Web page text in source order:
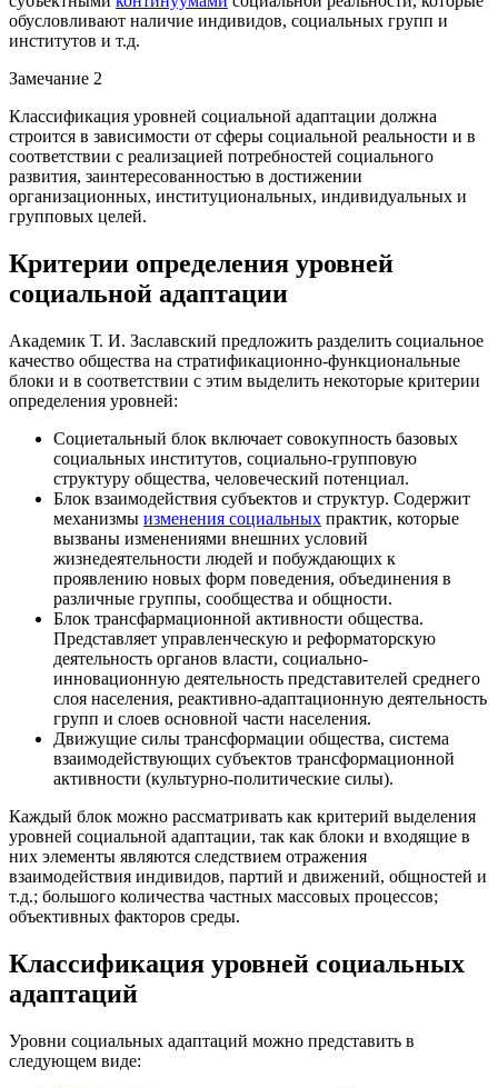
обусловливают наличие индивидов, социальных групп и
институтов и т.д.
Замечание 2
Классификация уровней социальной адаптации должна
строится в зависимости от сферы социальной реальности и в
соответствии с реализацией потребностей социального
развития, заинтересованностью в достижении
организационных, институциональных, индивидуальных и
групповых целей.
Критерии определения уровней
социальной адаптации
Академик Т. И. Заславский предложить разделить социальное
качество общества на стратификационно-функциональные
блоки и в соответствии с этим выделить некоторые критерии
определения уровней:
Социетальный блок включает совокупность базовых
социальных институтов, социально-групповую
структуру общества, человеческий потенциал.
Блок взаимодействия субъектов и структур. Содержит
механизмы изменения социальных практик, которые
вызваны изменениями внешних условий
жизнедеятельности людей и побуждающих к
проявлению новых форм поведения, объединения в
различные группы, сообщества и общности.
Блок трансфармационной активности общества.
Представляет управленческую и реформаторскую
деятельность органов власти, социально-
инновационную деятельность представителей среднего
слоя населения, реактивно-адаптационную деятельность
групп и слоев основной части населения.
Движущие силы трансформации общества, система
взаимодействующих субъектов трансформационной
активности (культурно-политические силы).
Каждый блок можно рассматривать как критерий выделения
уровней социальной адаптации, так как блоки и входящие в
них элементы являются следствием отражения
взаимодействия индивидов, партий и движений, общностей и
т.д.; большого количества частных массовых процессов;
объективных факторов среды.
Классификация уровней социальных
адаптаций
Уровни социальных адаптаций можно представить в
следующем виде: